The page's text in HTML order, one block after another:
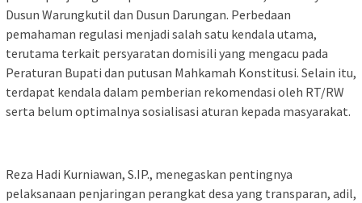
Dusun Warungkutil dan Dusun Darungan. Perbedaan
pemahaman regulasi menjadi salah satu kendala utama,
terutama terkait persyaratan domisili yang mengacu pada
Peraturan Bupati dan putusan Mahkamah Konstitusi. Selain itu,
terdapat kendala dalam pemberian rekomendasi oleh RT/RW
serta belum optimalnya sosialisasi aturan kepada masyarakat.
Reza Hadi Kurniawan, S.IP., menegaskan pentingnya
pelaksanaan penjaringan perangkat desa yang transparan, adil,